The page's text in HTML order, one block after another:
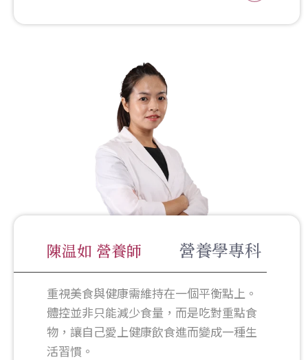
陳温如 營養師 營養學專科
重視美食與健康需維持在一個平衡點上。
體控並非只能減少食量，而是吃對重點食
物，讓自己愛上健康飲食進而變成一種生
活習慣。